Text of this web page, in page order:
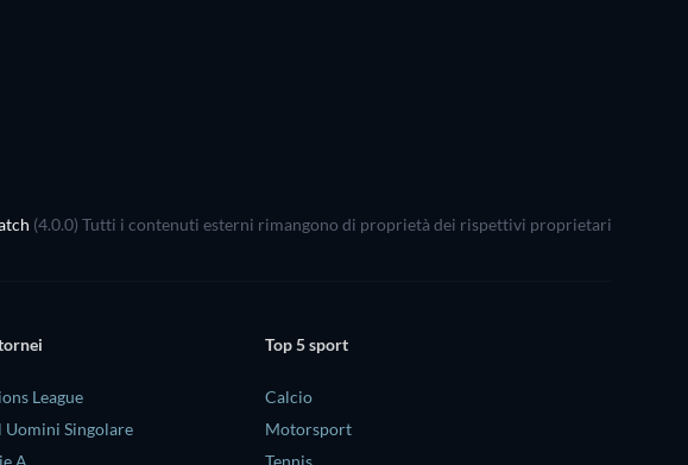
(4.0.0) Tutti i contenuti esterni rimangono di proprietà dei rispettivi proprietari
League
Uomini Singolare
A
Top 5 sport
Calcio
Motorsport
Tennis